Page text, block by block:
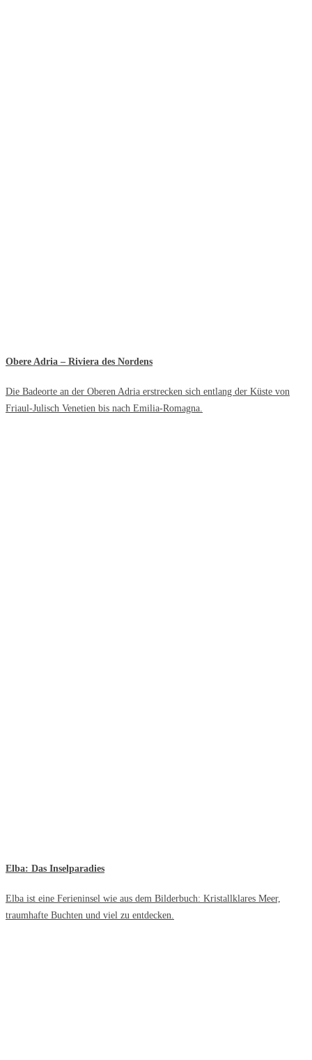
Obere Adria – Riviera des Nordens
Die Badeorte an der Oberen Adria erstrecken sich entlang der Küste von
Friaul-Julisch Venetien bis nach Emilia-Romagna.
Elba: Das Inselparadies
Elba ist eine Ferieninsel wie aus dem Bilderbuch: Kristallklares Meer,
traumhafte Buchten und viel zu entdecken.